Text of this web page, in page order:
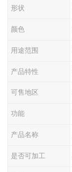
形状
颜色
用途范围
产品特性
可售地区
功能
产品名称
是否可加工